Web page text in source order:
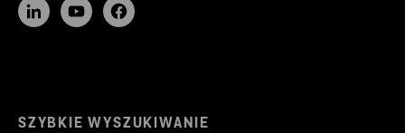
SZYBKIE WYSZUKIWANIE